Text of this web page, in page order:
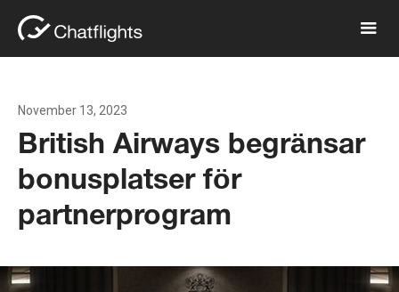
November 13, 2023
British Airways begränsar
bonusplatser för
partnerprogram